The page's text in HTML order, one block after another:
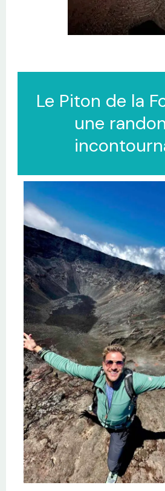
Le Piton de la
une